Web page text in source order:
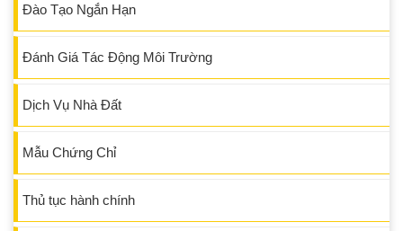
Đào Tạo Ngắn Hạn
Đánh Giá Tác Động Môi Trường
Dịch Vụ Nhà Đất
Mẫu Chứng Chỉ
Thủ tục hành chính